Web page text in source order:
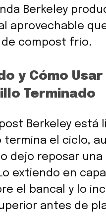
Berkeley
aprovechable
de compost frío.
y Cómo Usar
Terminado
Berkeley está
termina el ciclo,
dejo reposar una
extiendo en
el bancal y lo
antes de